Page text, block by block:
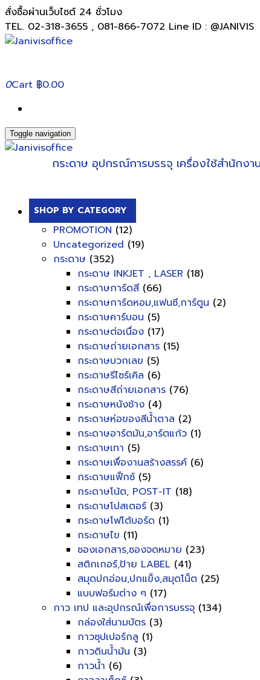
สั่งซื้อผ่านเว็บไซต์ 24 ชั่วโมง
TEL. 02-318-3655 , 081-866-7072 Line ID : @JANIVIS
0Cart ฿0.00
Toggle navigation
กระดาษ อุปกรณ์การบรรจุ เครื่องใช้สำนักงาน
SHOP BY CATEGORY
PROMOTION (12)
Uncategorized (19)
กระดาษ (352)
กระดาษ INKJET , LASER (18)
กระดาษการ์ดสี (66)
กระดาษการ์ดหอม,แฟนซี,การ์ตูน (2)
กระดาษคาร์บอน (5)
กระดาษต่อเนื่อง (17)
กระดาษถ่ายเอกสาร (15)
กระดาษบวกเลข (5)
กระดาษรีไซร์เคิล (6)
กระดาษสีถ่ายเอกสาร (76)
กระดาษหนังช้าง (4)
กระดาษห่อของสีน้ำตาล (2)
กระดาษอาร์ตมัน,อาร์ตแก้ว (1)
กระดาษเทา (5)
กระดาษเพื่องานสร้างสรรค์ (6)
กระดาษแฟ็กซ์ (5)
กระดาษโน้ต, POST-IT (18)
กระดาษโปสเตอร์ (3)
กระดาษโฟโต้บอร์ด (1)
กระดาษไข (11)
ซองเอกสาร,ซองจดหมาย (23)
สติกเกอร์,ป้าย LABEL (41)
สมุดปกอ่อน,ปกแข็ง,สมุดโน็ต (25)
แบบฟอร์มต่าง ๆ (17)
กาว เทป และอุปกรณ์เพื่อการบรรจุ (134)
กล่องใส่นามบัตร (3)
กาวซุปเปอร์กลู (1)
กาวดินน้ำมัน (3)
กาวน้ำ (6)